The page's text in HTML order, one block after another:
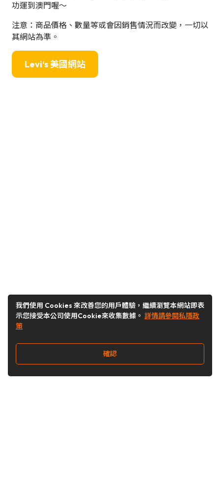
功運到澳門喔～
注意：商品價格、數量等或會因銷售情況而改變，一切以
其網站為準。
Levi‘s 美國網站
我們使用 Cookies 來改善您的用戶體驗，繼續瀏覽本網站即表
示您接受本公司使用Cookie來收集數據。 詳情請參閱私隱政
策
確認